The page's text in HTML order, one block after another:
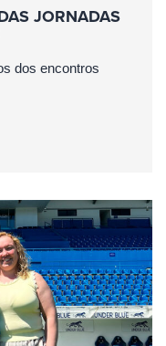
JORNADAS
dos encontros